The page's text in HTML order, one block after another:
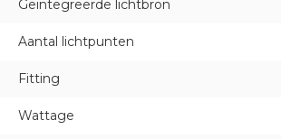
Geïntegreerde lichtbron
Aantal lichtpunten
Fitting
Wattage